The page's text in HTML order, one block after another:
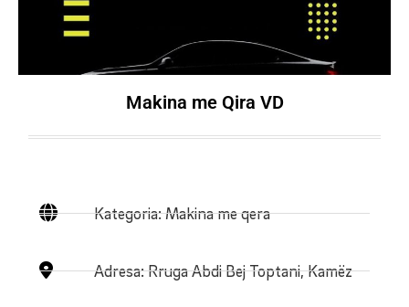
Makina me Qira VD
Kategoria: Makina me qera
Adresa:Rruga Abdi Bej Toptani, Kamëz